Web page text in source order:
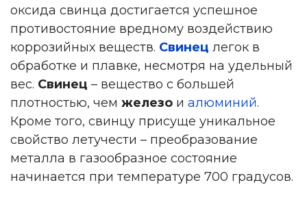
оксида свинца достигается успешное
противостояние вредному воздействию
коррозийных веществ. Свинец легок в
обработке и плавке, несмотря на удельный
вес. Свинец – вещество с большей
плотностью, чем железо и алюминий.
Кроме того, свинцу присуще уникальное
свойство летучести – преобразование
металла в газообразное состояние
начинается при температуре 700 градусов.